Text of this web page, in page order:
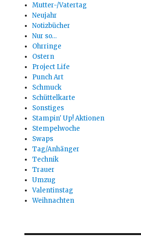
Mutter-/Vatertag
Neujahr
Notizbücher
Nur so…
Ohrringe
Ostern
Project Life
Punch Art
Schmuck
Schüttelkarte
Sonstiges
Stampin' Up! Aktionen
Stempelwoche
Swaps
Tag/Anhänger
Technik
Trauer
Umzug
Valentinstag
Weihnachten